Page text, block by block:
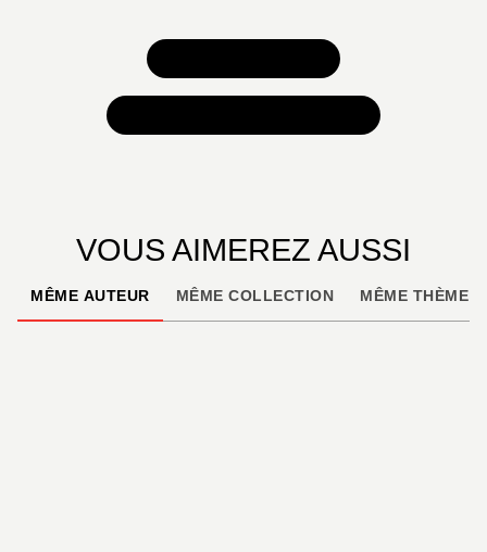
VOUS AIMEREZ AUSSI
MÊME AUTEUR MÊME COLLECTION MÊME THÈME